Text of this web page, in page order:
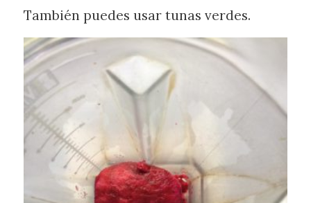
También puedes usar tunas verdes.